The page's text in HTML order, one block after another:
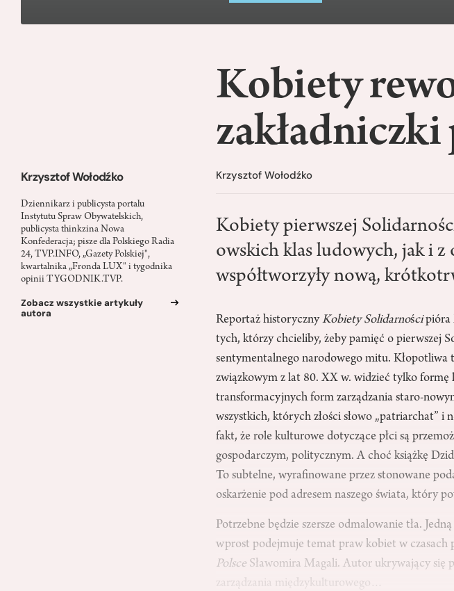
Krzysztof Wołodźko
Dziennikarz i publicysta portalu
Instytutu Spraw Obywatelskich,
publicysta thinkzina Nowa
Konfederacja; pisze dla Polskiego Radia
24, TVP.INFO, „Gazety Polskiej",
kwartalnika „Fronda LUX" i tygodnika
opinii TYGODNIK.TVP.
Zobacz wszystkie artykuły
autora
Kobiety
Krzysztof Wołodźko
Kobiety pierwszej
owskich klas ludowych, jak i
współtworzyły nową,
Reportaż historycznyKobiety Solidarnościpióra
tych, którzy chcieliby, żeby pamięć o pierwszej
sentymentalnego narodowego mitu.
związkowym z lat 80. XX w. widzieć tylko formę
transformacyjnych form zarządzania staro-
wszystkich, których złości słowo „patriarchat”
fakt, że role kulturowe dotyczące płci są
gospodarczym, politycznym. A choć książkę
To subtelne, wyrafinowane przez stonowane
oskarżenie pod adresem naszego świata, który
Potrzebne będzie szersze odmalowanie tła.
wprost podejmuje temat praw kobiet w czasach
Polsce Sławomira Magali. Autor ukrywający się
zarządzania międzykulturowego…